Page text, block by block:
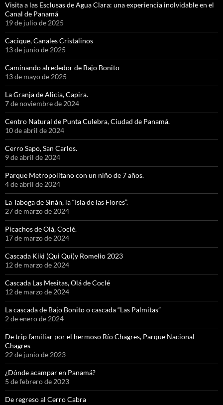
Visita a las Esclusas de Agua Clara: una experiencia inolvidable en el
Canal de Panamá
19 de julio de 2025
Cacique, Canales Cristalinos
13 de junio de 2025
Caminando alrededor de Bajo Bonito
13 de mayo de 2025
La Granja de Alicia, Capira.
7 de noviembre de 2024
Centro Natural de Punta Culebra, Ciudad de Panamá.
10 de abril de 2024
Cerro Sapo, San Carlos.
9 de abril de 2024
Parque Metropolitano con un niño de 7 años.
4 de abril de 2024
La Taboga de Sinán, la “Isla de las Flores”.
27 de marzo de 2024
Picachos de Olá, Coclé.
17 de marzo de 2024
Cascada Kiki (Qui Qui)y Romelio 2023
12 de marzo de 2024
Cascada Las Mesitas, Olá de Coclé
12 de marzo de 2024
La cascada de Bajo Bonito o cascada “Las Palmitas”
2 de enero de 2024
De trip familiar por el hermoso Río Chagres, Parque Nacional
Chagres
22 de junio de 2023
¿Dónde acampar en Panamá?
5 de febrero de 2023
De regreso al Cerro Cabra